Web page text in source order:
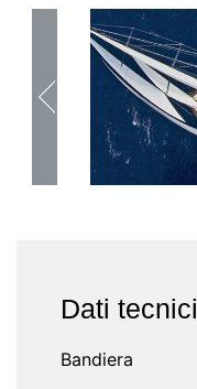
Dati tecnici
Bandiera